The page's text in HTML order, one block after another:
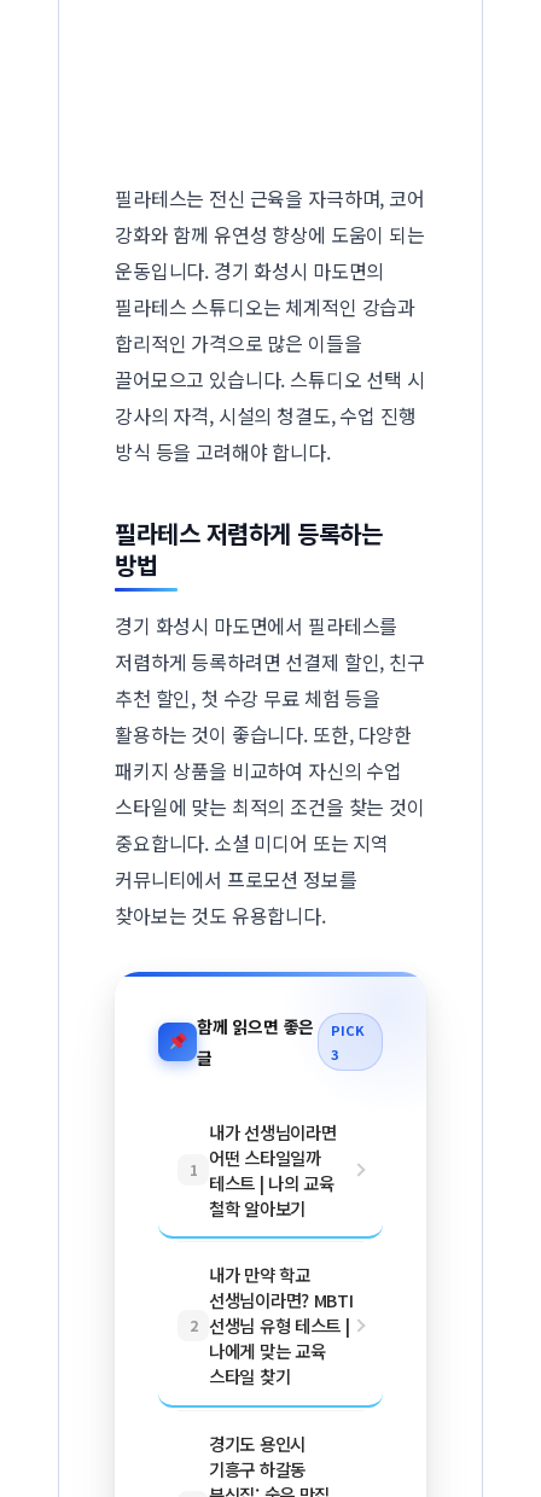
필라테스는 전신 근육을 자극하며, 코어
강화와 함께 유연성 향상에 도움이 되는
운동입니다. 경기 화성시 마도면의
필라테스 스튜디오는 체계적인 강습과
합리적인 가격으로 많은 이들을
끌어모으고 있습니다. 스튜디오 선택 시
강사의 자격, 시설의 청결도, 수업 진행
방식 등을 고려해야 합니다.
필라테스 저렴하게 등록하는
방법
경기 화성시 마도면에서 필라테스를
저렴하게 등록하려면 선결제 할인, 친구
추천 할인, 첫 수강 무료 체험 등을
활용하는 것이 좋습니다. 또한, 다양한
패키지 상품을 비교하여 자신의 수업
스타일에 맞는 최적의 조건을 찾는 것이
중요합니다. 소셜 미디어 또는 지역
커뮤니티에서 프로모션 정보를
찾아보는 것도 유용합니다.
함께 읽으면 좋은
글
PICK
3
1
내가 선생님이라면
어떤 스타일일까
테스트 | 나의 교육
철학 알아보기
2
내가 만약 학교
선생님이라면? MBTI
선생님 유형 테스트 |
나에게 맞는 교육
스타일 찾기
경기도 용인시
기흥구 하갈동